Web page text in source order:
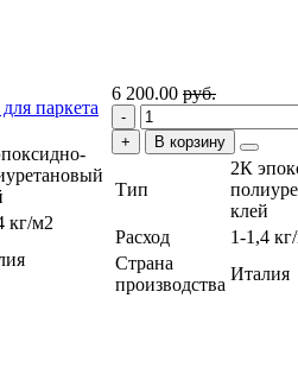
паркета
кг/м2
6 200.00 руб.
В корзину
Тип
2К
клей
Расход
1-1,4
Страна
производства
Италия